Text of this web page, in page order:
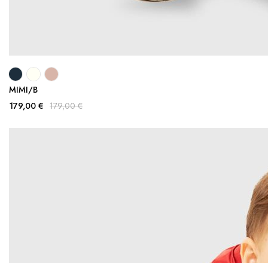
MIMI/B
179,00 € 179,00 €